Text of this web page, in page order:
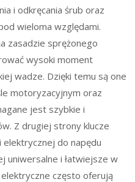
i odkręcania śrub oraz
wieloma względami.
zasadzie sprężonego
wysoki moment
wadze. Dzięki temu są one
motoryzacyjnym oraz
jest szybkie i
Z drugiej strony klucze
do napędu
uniwersalne i łatwiejsze w
często oferują